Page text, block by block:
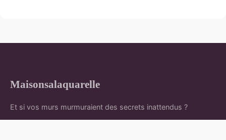
Maisonsalaquarelle
Et si vos murs murmuraient des secrets inattendus ?